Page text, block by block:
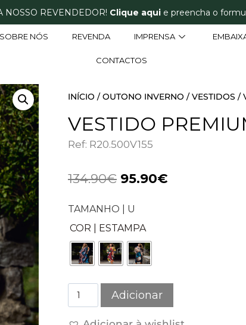
NOSSO REVENDEDOR! Clique aquie preencha o
SOBRE NÓS REVENDA IMPRENSA
CONTACTOS
INÍCIO /OUTONO INVERNO /VESTIDOS /
VESTIDO
Ref: R20.500V155
134.90€ 95.90€
TAMANHO | U
COR | ESTAMPA
Adicionar